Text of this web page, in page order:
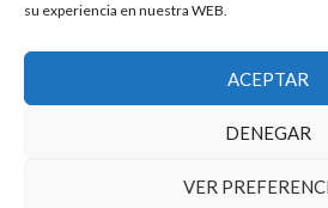
su experiencia en nuestra WEB.
ACEPTAR
DENEGAR
VER
2026 Dake. Todos los